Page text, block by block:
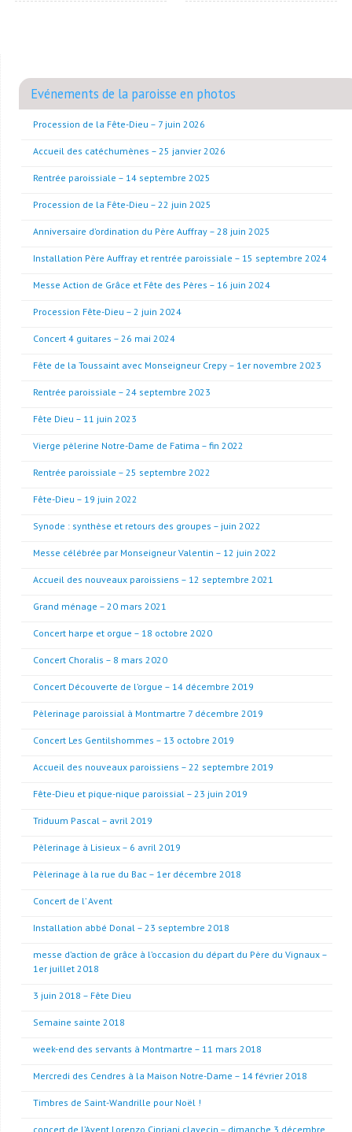
Evénements de la paroisse en photos
Procession de la Fête-Dieu – 7 juin 2026
Accueil des catéchumènes – 25 janvier 2026
Rentrée paroissiale – 14 septembre 2025
Procession de la Fête-Dieu – 22 juin 2025
Anniversaire d’ordination du Père Auffray – 28 juin 2025
Installation Père Auffray et rentrée paroissiale – 15 septembre 2024
Messe Action de Grâce et Fête des Pères – 16 juin 2024
Procession Fête-Dieu – 2 juin 2024
Concert 4 guitares – 26 mai 2024
Fête de la Toussaint avec Monseigneur Crepy – 1er novembre 2023
Rentrée paroissiale – 24 septembre 2023
Fête Dieu – 11 juin 2023
Vierge pèlerine Notre-Dame de Fatima – fin 2022
Rentrée paroissiale – 25 septembre 2022
Fête-Dieu – 19 juin 2022
Synode : synthèse et retours des groupes – juin 2022
Messe célébrée par Monseigneur Valentin – 12 juin 2022
Accueil des nouveaux paroissiens – 12 septembre 2021
Grand ménage – 20 mars 2021
Concert harpe et orgue – 18 octobre 2020
Concert Choralis – 8 mars 2020
Concert Découverte de l’orgue – 14 décembre 2019
Pèlerinage paroissial à Montmartre 7 décembre 2019
Concert Les Gentilshommes – 13 octobre 2019
Accueil des nouveaux paroissiens – 22 septembre 2019
Fête-Dieu et pique-nique paroissial – 23 juin 2019
Triduum Pascal – avril 2019
Pèlerinage à Lisieux – 6 avril 2019
Pèlerinage à la rue du Bac – 1er décembre 2018
Concert de l’ Avent
Installation abbé Donal – 23 septembre 2018
messe d’action de grâce à l’occasion du départ du Père du Vignaux –
1er juillet 2018
3 juin 2018 – Fête Dieu
Semaine sainte 2018
week-end des servants à Montmartre – 11 mars 2018
Mercredi des Cendres à la Maison Notre-Dame – 14 février 2018
Timbres de Saint-Wandrille pour Noël !
concert de l’Avent Lorenzo Cipriani clavecin – dimanche 3 décembre